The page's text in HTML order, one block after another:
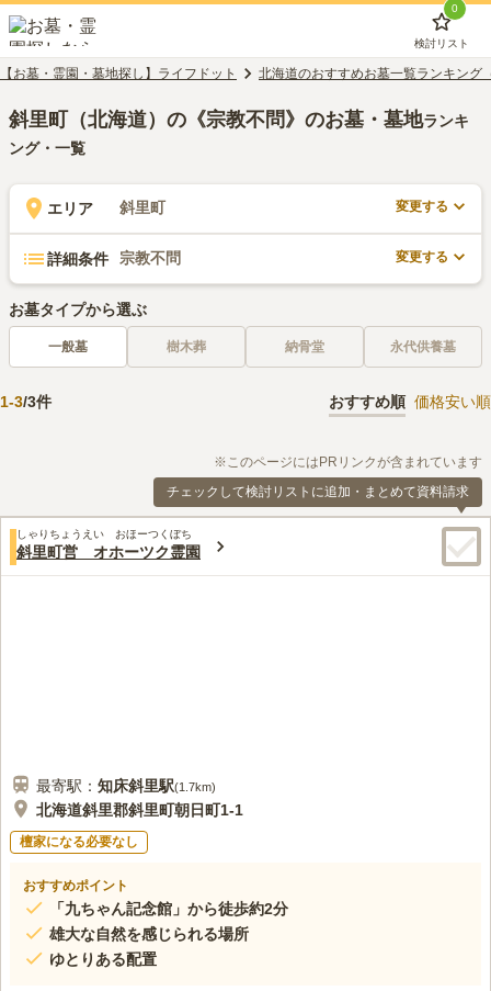
0
検討リスト
【お墓・霊園・墓地探し】ライフドット 北海道のおすすめお墓一覧ランキング
斜里町（北海道）の《宗教不問》のお墓・墓地ランキ
ング・一覧
エリア 斜里町 変更する
詳細条件 宗教不問 変更する
お墓タイプから選ぶ
一般墓 樹木葬 納骨堂 永代供養墓
1-3/3件 おすすめ順 価格安い順
※このページにはPRリンクが含まれています
チェックして検討リストに追加・まとめて資料請求
しゃりちょうえい おほーつくぼち
斜里町営 オホーツク霊園
最寄駅： 知床斜里駅(1.7km)
北海道斜里郡斜里町朝日町1-1
檀家になる必要なし
おすすめポイント
「九ちゃん記念館」から徒歩約2分
雄大な自然を感じられる場所
ゆとりある配置